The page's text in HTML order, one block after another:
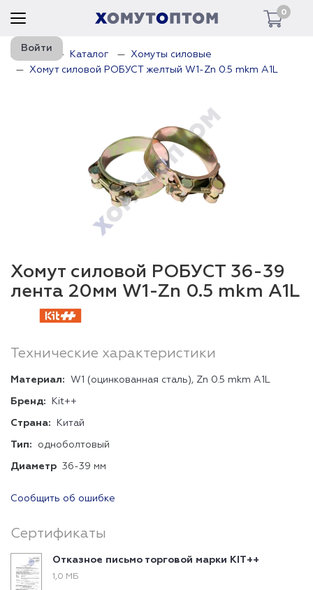
0
Войти
Главная Каталог
Хомуты силовые
Хомут силовой РОБУСТ желтый W1-Zn 0.5 mkm A1L
Хомут силовой РОБУСТ 36-39
лента 20мм W1-Zn 0.5 mkm A1L
Технические характеристики
Материал: W1 (оцинкованная сталь), Zn 0.5 mkm A1L
Бренд: Kit++
Страна: Китай
Тип: одноболтовый
Диаметр 36-39 мм
Сообщить об ошибке
Сертификаты
Отказное письмо торговой марки KIT++
1,0 МБ